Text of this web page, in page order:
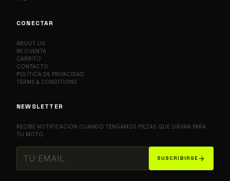
CONECTAR
ABOUT US
MI CUENTA
CARRITO
CONTACTO
POLÍTICA DE PRIVACIDAD
TERMS & CONDITIONS
NEWSLETTER
RECIBE NOTIFICACIÓN CUANDO TENGAMOS PIEZAS QUE SIRVAN PARA
TU MOTO.
SUSCRIBIRSE arrow_forward